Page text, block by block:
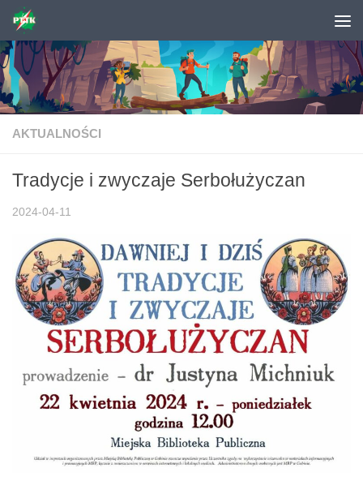
Skip to content
AKTUALNOŚCI
Tradycje i zwyczaje Serbołużyczan
2024-04-11